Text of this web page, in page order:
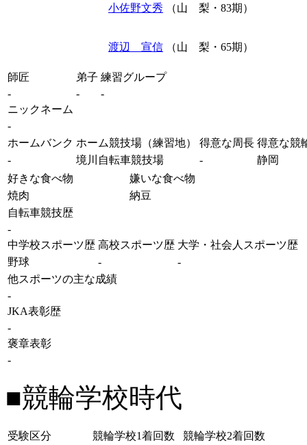
小佐野文秀 （山 梨・83期）
渡辺 宣信 （山 梨・65期）
師匠 弟子 練習グループ
-
-
-
ニックネーム
-
ホームバンク ホーム競技場（練習地） 得意な周長 得意な競
-
境川自転車競技場 -
静岡
好きな食べ物
嫌いな食べ物
焼肉
納豆
自転車競技歴
-
中学校スポーツ歴 高校スポーツ歴 大学・社会人スポーツ歴
野球
-
-
他スポーツの主な成績
-
JKA表彰歴
-
褒章表彰
-
■競輪学校時代
受験区分 競輪学校1着回数
競輪学校2着回数